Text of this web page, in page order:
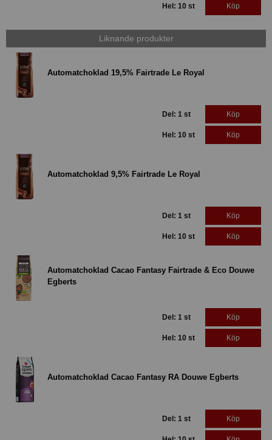
Hel: 10 st Köp
Liknande produkter
Automatchoklad 19,5% Fairtrade Le Royal
Del: 1 st Köp
Hel: 10 st Köp
Automatchoklad 9,5% Fairtrade Le Royal
Del: 1 st Köp
Hel: 10 st Köp
Automatchoklad Cacao Fantasy Fairtrade & Eco Douwe
Egberts
Del: 1 st Köp
Hel: 10 st Köp
Automatchoklad Cacao Fantasy RA Douwe Egberts
Del: 1 st Köp